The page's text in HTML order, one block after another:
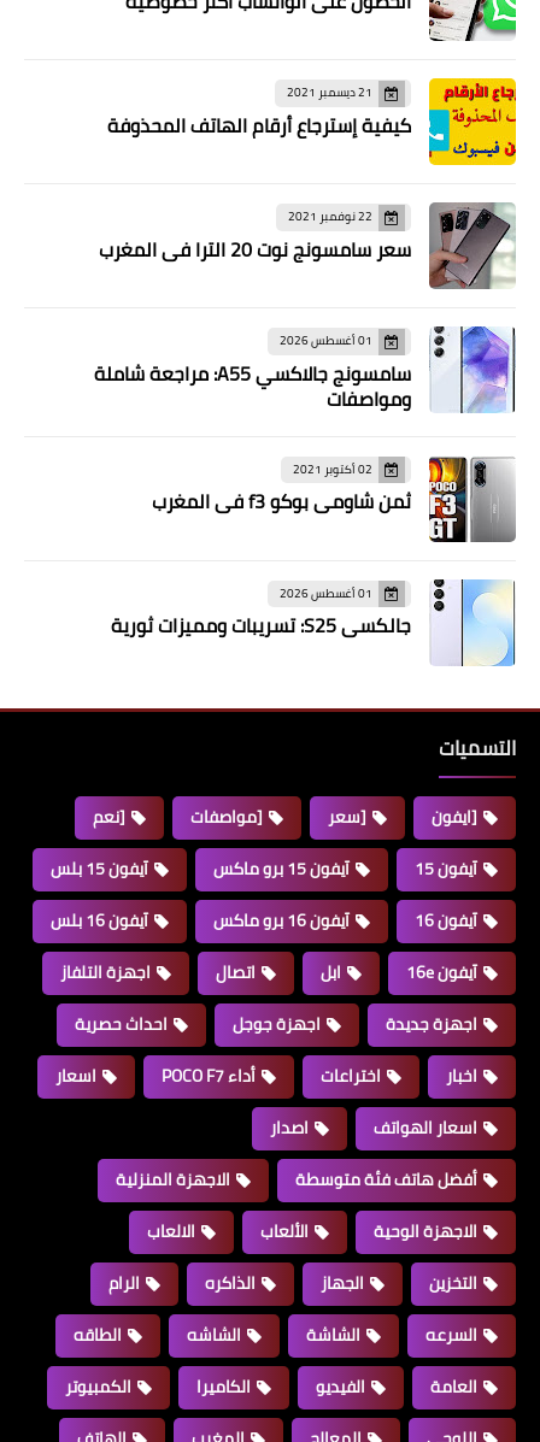
21 ديسمبر 2021
كيفية إسترجاع أرقام الهاتف المحذوفة
22 نوفمبر 2021
سعر سامسونج نوت 20 الترا في المغرب
01 أغسطس 2026
سامسونج جالاكسي A55: مراجعة شاملة
ومواصفات
02 أكتوبر 2021
ثمن شاومي بوكو f3 في المغرب
01 أغسطس 2026
جالكسي S25: تسريبات ومميزات ثورية
التسميات
[ايفون [سعر [مواصفات
[نعم
آيفون 15
آيفون 15 برو ماكس
آيفون 15 بلس
آيفون 16
آيفون 16 برو ماكس
آيفون 16 بلس
آيفون 16e
ابل اتصال
اجهزة التلفاز
اجهزة جديدة
اجهزة جوجل
احداث حصرية
اخبار
اختراعات أداء POCO F7
اسعار
اسعار الهواتف
اصدار
أفضل هاتف فئة متوسطة
الاجهزة المنزلية
الاجهزة الوحية
الألعاب
الالعاب
التخزين
الجهاز الذاكره
الرام
السرعه
الشاشة الشاشه
الطاقه
العامة
الفيديو الكاميرا
الكمبيوتر